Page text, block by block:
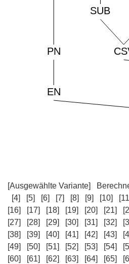
[Ausgewählte Variante]
[4]
[5] [6] [7] [8] [9] [10]
[16]
[17] [18] [19] [20] [21]
[27]
[28] [29] [30] [31] [32]
[38]
[39] [40] [41] [42] [43]
[49]
[50] [51] [52] [53] [54]
[60]
[61] [62] [63] [64] [65]